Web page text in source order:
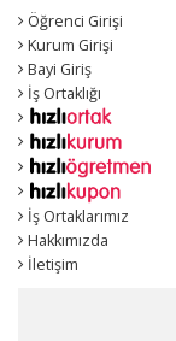
Öğrenci Girişi
Kurum Girişi
Bayi Giriş
İş Ortaklığı
İş Ortaklarımız
Hakkımızda
İletişim